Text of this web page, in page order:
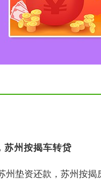
苏州按揭车转贷
州垫资还款，苏州按